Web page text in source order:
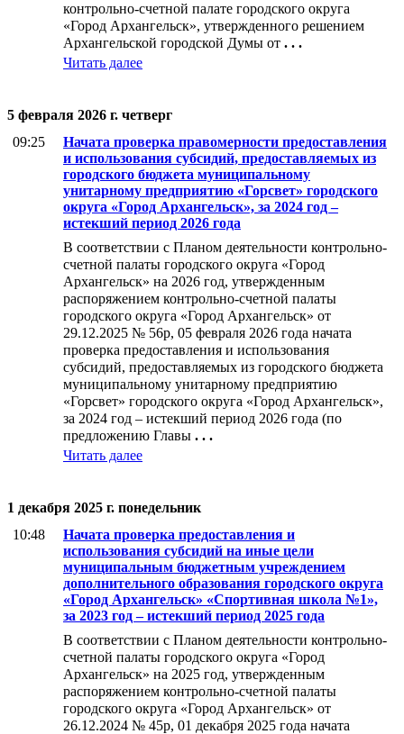
контрольно-счетной палате городского округа
«Город Архангельск», утвержденного решением
Архангельской городской Думы от . . .
Читать далее
5 февраля 2026 г. четверг
09:25
Начата проверка правомерности предоставления
и использования субсидий, предоставляемых из
городского бюджета муниципальному
унитарному предприятию «Горсвет» городского
округа «Город Архангельск», за 2024 год –
истекший период 2026 года
В соответствии с Планом деятельности контрольно-
счетной палаты городского округа «Город
Архангельск» на 2026 год, утвержденным
распоряжением контрольно-счетной палаты
городского округа «Город Архангельск» от
29.12.2025 № 56р, 05 февраля 2026 года начата
проверка предоставления и использования
субсидий, предоставляемых из городского бюджета
муниципальному унитарному предприятию
«Горсвет» городского округа «Город Архангельск»,
за 2024 год – истекший период 2026 года (по
предложению Главы . . .
Читать далее
1 декабря 2025 г. понедельник
10:48
Начата проверка предоставления и
использования субсидий на иные цели
муниципальным бюджетным учреждением
дополнительного образования городского округа
«Город Архангельск» «Спортивная школа №1»,
за 2023 год – истекший период 2025 года
В соответствии с Планом деятельности контрольно-
счетной палаты городского округа «Город
Архангельск» на 2025 год, утвержденным
распоряжением контрольно-счетной палаты
городского округа «Город Архангельск» от
26.12.2024 № 45р, 01 декабря 2025 года начата